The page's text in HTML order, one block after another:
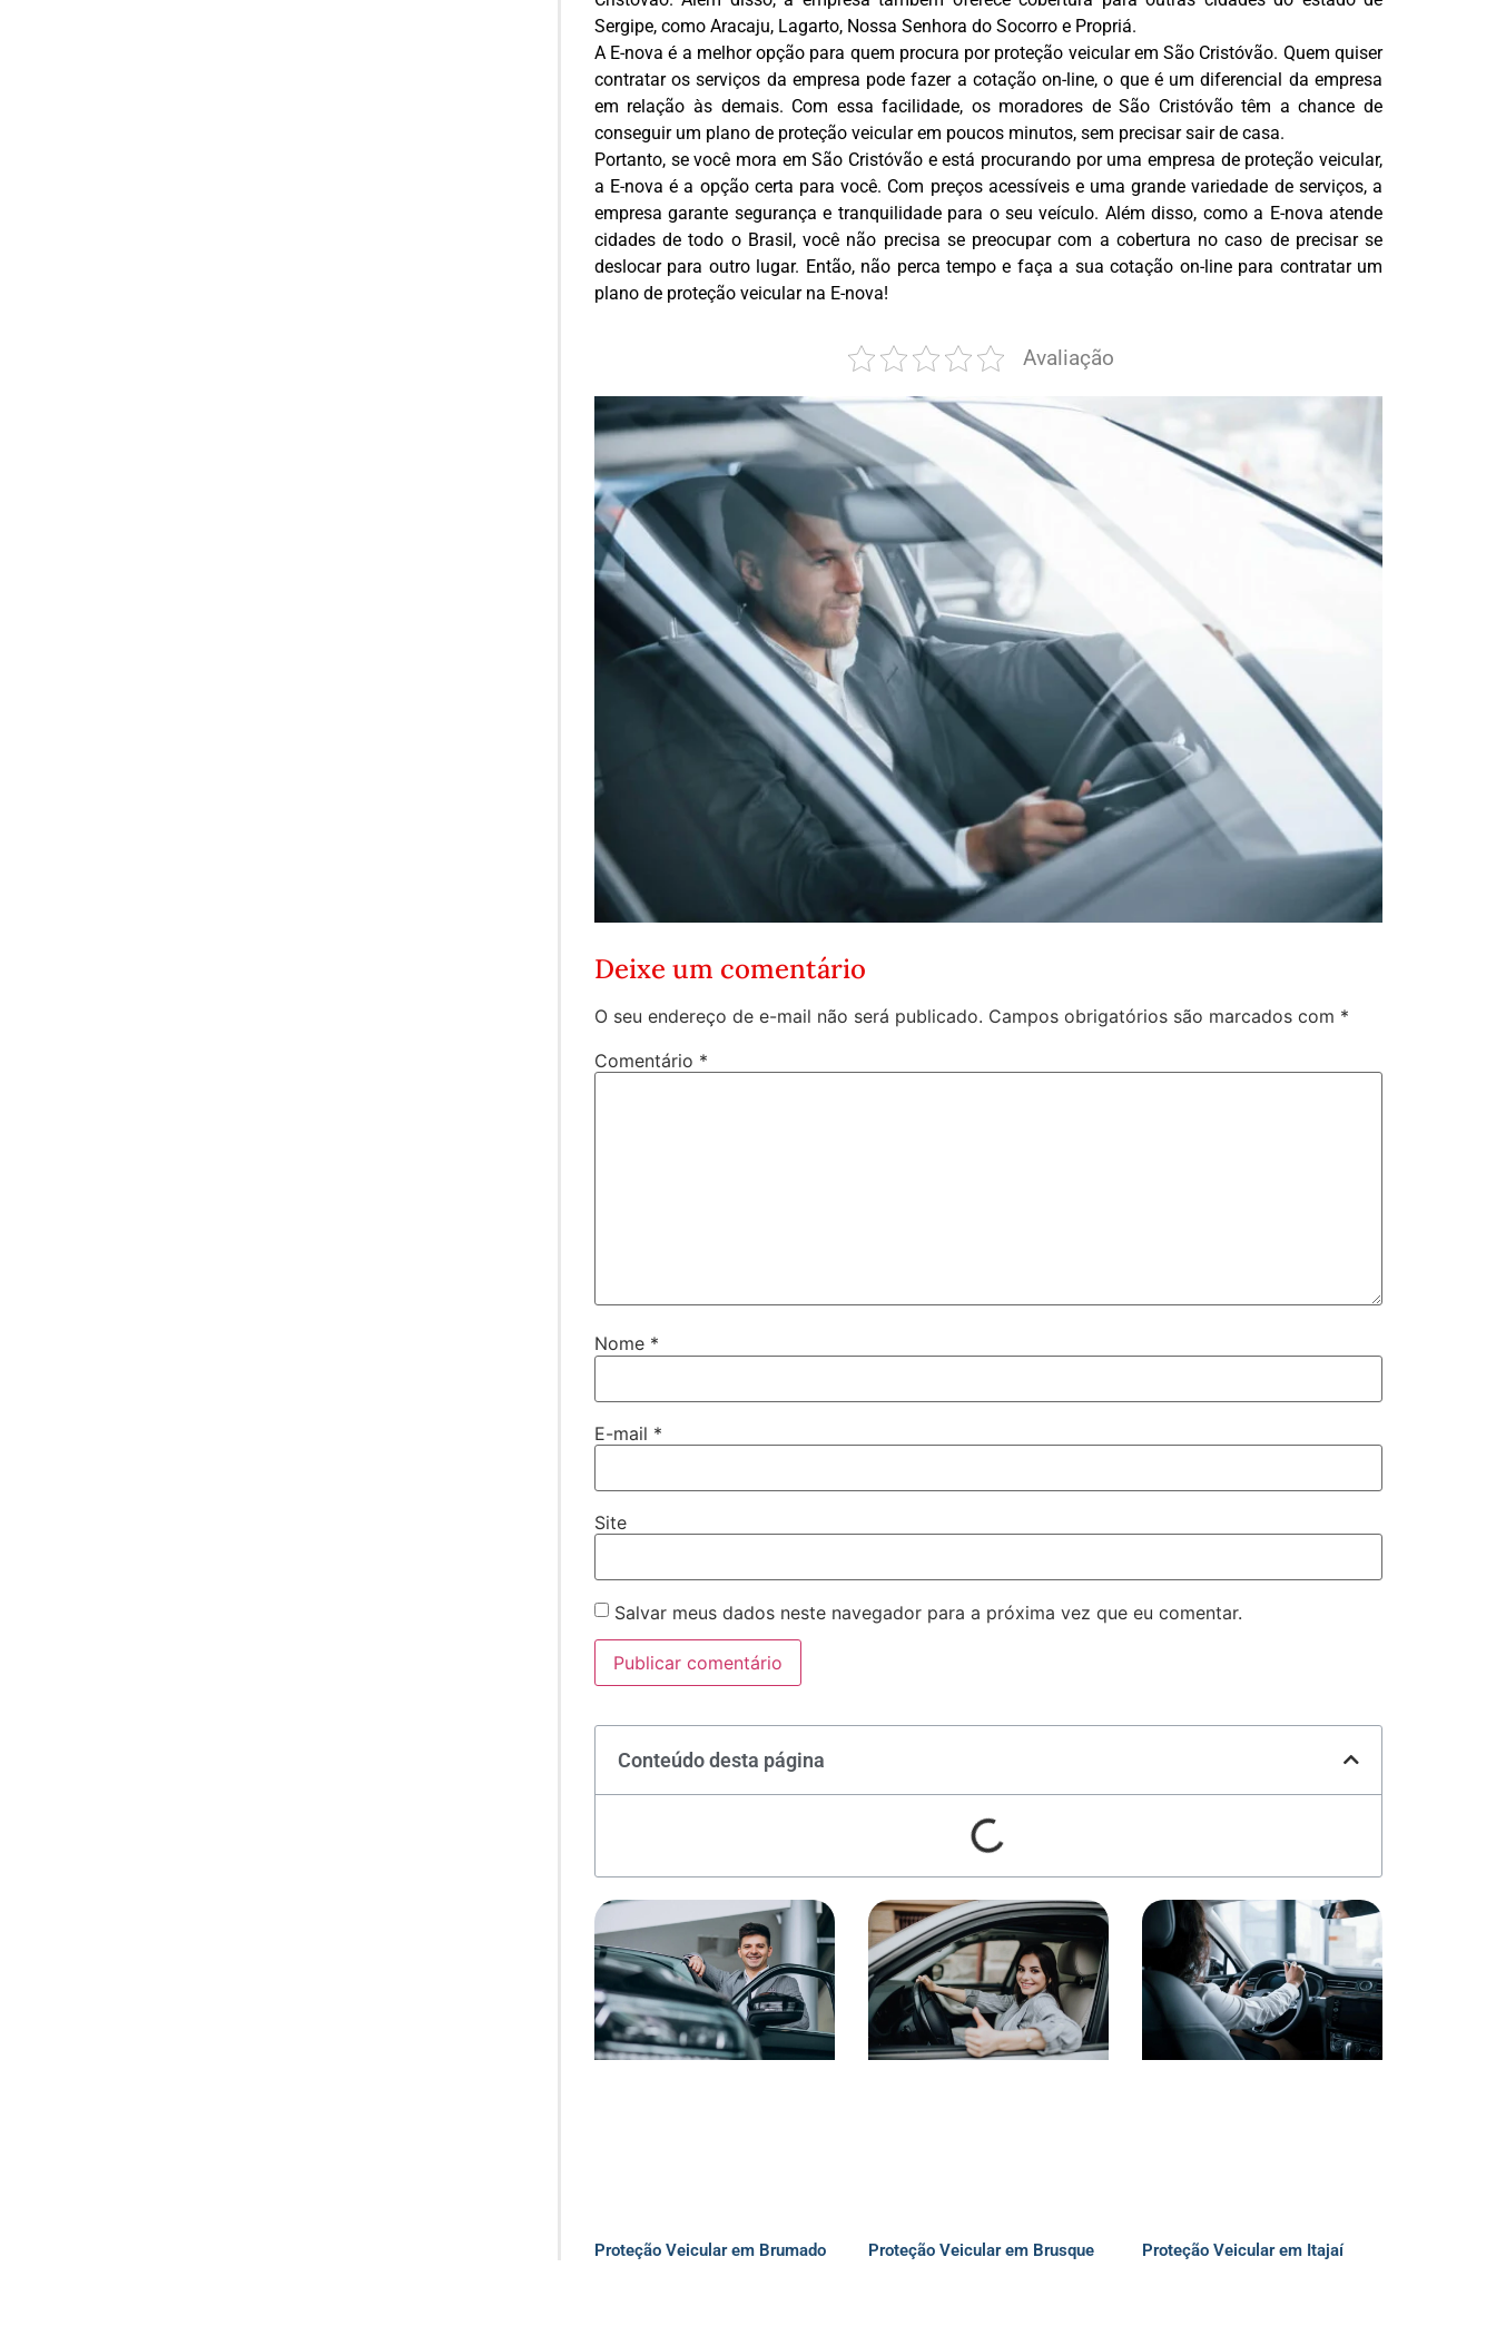
Sergipe, como Aracaju, Lagarto, Nossa Senhora do Socorro e Propriá.
A E-nova é a melhor opção para quem procura por proteção veicular em São Cristóvão. Quem quiser
contratar os serviços da empresa pode fazer a cotação on-line, o que é um diferencial da empresa
em relação às demais. Com essa facilidade, os moradores de São Cristóvão têm a chance de
conseguir um plano de proteção veicular em poucos minutos, sem precisar sair de casa.
Portanto, se você mora em São Cristóvão e está procurando por uma empresa de proteção veicular,
a E-nova é a opção certa para você. Com preços acessíveis e uma grande variedade de serviços, a
empresa garante segurança e tranquilidade para o seu veículo. Além disso, como a E-nova atende
cidades de todo o Brasil, você não precisa se preocupar com a cobertura no caso de precisar se
deslocar para outro lugar. Então, não perca tempo e faça a sua cotação on-line para contratar um
plano de proteção veicular na E-nova!
Avaliação
Deixe um comentário
O seu endereço de e-mail não será publicado. Campos obrigatórios são marcados com *
Comentário *
Nome *
E-mail *
Site
Salvar meus dados neste navegador para a próxima vez que eu comentar.
Conteúdo desta página
Proteção Veicular em Brumado Proteção Veicular em Brusque Proteção Veicular em Itajaí